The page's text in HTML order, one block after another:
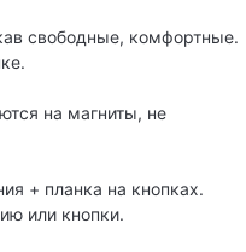
свободные, комфортные.
на магниты, не
+ планка на кнопках.
или кнопки.